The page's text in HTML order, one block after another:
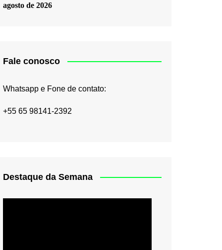
agosto de 2026
Fale conosco
Whatsapp e Fone de contato:
+55 65 98141-2392
Destaque da Semana